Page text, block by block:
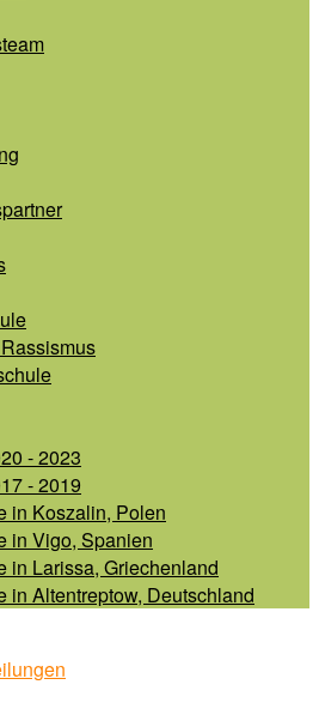
- 2023
- 2019
in Koszalin, Polen
in Vigo, Spanien
in Larissa, Griechenland
in Altentreptow, Deutschland